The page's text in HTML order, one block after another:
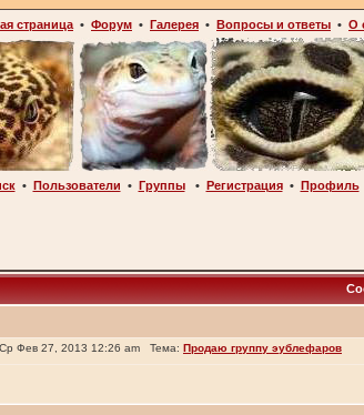
страница • Форум • Галерея • Вопросы и ответы • О
• Пользователи • Группы• Регистрация• Профиль
Фев 27, 2013 12:26 am Тема: Продаю группу эублефаров